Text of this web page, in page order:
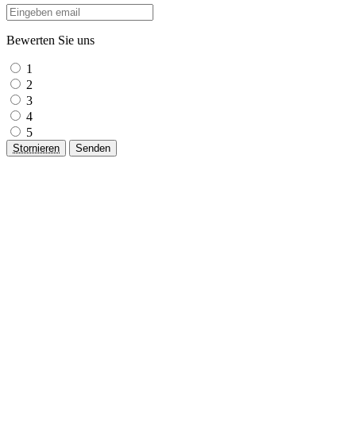
Bewerten Sie uns
1
2
3
4
5
Stornieren Senden